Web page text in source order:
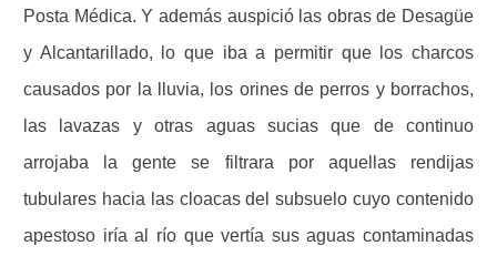
Posta Médica. Y además auspició las obras de Desagüe
y Alcantarillado, lo que iba a permitir que los charcos
causados por la lluvia, los orines de perros y borrachos,
las lavazas y otras aguas sucias que de continuo
arrojaba la gente se filtrara por aquellas rendijas
tubulares hacia las cloacas del subsuelo cuyo contenido
apestoso iría al río que vertía sus aguas contaminadas